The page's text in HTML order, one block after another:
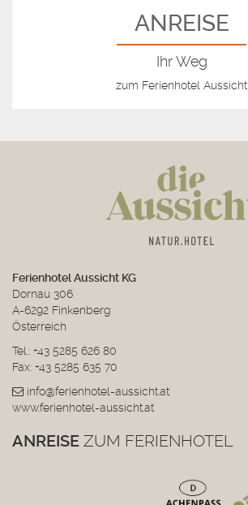
ANREISE
Ihr Weg
zum Ferienhotel Aussicht
Ferienhotel Aussicht KG
Dornau 306
A-6292 Finkenberg
Österreich
Tel.: +43 5285 626 80
Fax: +43 5285 635 70
info@ferienhotel-aussicht.at
www.ferienhotel-aussicht.at
ANREISE ZUM FERIENHOTEL